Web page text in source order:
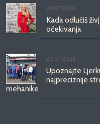
29.07.2026.
Kada odlučiš
očekivanja
20.07.2026.
Upoznajte
najpreciznije
mehanike